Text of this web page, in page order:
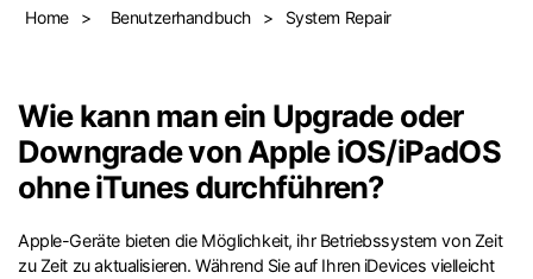
Home > Benutzerhandbuch > System Repair
Wie kann man ein Upgrade oder
Downgrade von Apple iOS/iPadOS
ohne iTunes durchführen?
Apple-Geräte bieten die Möglichkeit, ihr Betriebssystem von Zeit
zu Zeit zu aktualisieren. Während Sie auf Ihren iDevices vielleicht